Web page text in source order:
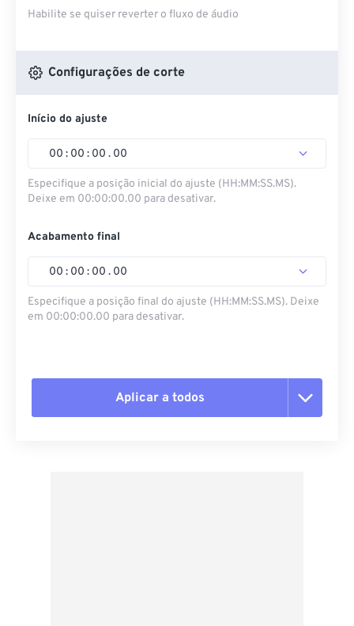
Habilite se quiser reverter o fluxo de áudio
Configurações de corte
Início do ajuste
00 : 00 : 00 . 00
Especifique a posição inicial do ajuste (HH:MM:SS.MS).
Deixe em 00:00:00.00 para desativar.
Acabamento final
00 : 00 : 00 . 00
Especifique a posição final do ajuste (HH:MM:SS.MS). Deixe
em 00:00:00.00 para desativar.
Aplicar a todos